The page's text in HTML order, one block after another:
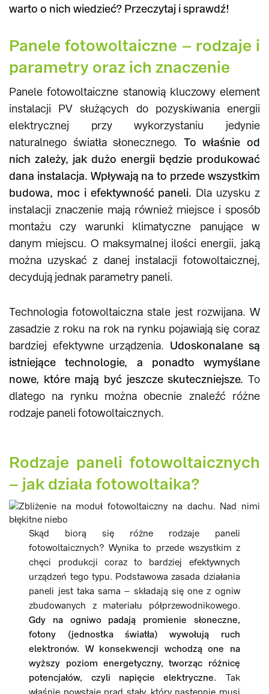
warto o nich wiedzieć? Przeczytaj i sprawdź!
Panele fotowoltaiczne – rodzaje i
parametry oraz ich znaczenie
Panele fotowoltaiczne stanowią kluczowy element
instalacji PV służących do pozyskiwania energii
elektrycznej przy wykorzystaniu jedynie
naturalnego światła słonecznego. To właśnie od
nich zależy, jak dużo energii będzie produkować
dana instalacja. Wpływają na to przede wszystkim
budowa, moc i efektywność paneli. Dla uzysku z
instalacji znaczenie mają również miejsce i sposób
montażu czy warunki klimatyczne panujące w
danym miejscu. O maksymalnej ilości energii, jaką
można uzyskać z danej instalacji fotowoltaicznej,
decydują jednak parametry paneli.
Technologia fotowoltaiczna stale jest rozwijana. W
zasadzie z roku na rok na rynku pojawiają się coraz
bardziej efektywne urządzenia. Udoskonalane są
istniejące technologie, a ponadto wymyślane
nowe, które mają być jeszcze skuteczniejsze. To
dlatego na rynku można obecnie znaleźć różne
rodzaje paneli fotowoltaicznych.
Rodzaje paneli fotowoltaicznych
– jak działa fotowoltaika?
Skąd biorą się różne rodzaje paneli
fotowoltaicznych? Wynika to przede wszystkim z
chęci produkcji coraz to bardziej efektywnych
urządzeń tego typu. Podstawowa zasada działania
paneli jest taka sama – składają się one z ogniw
zbudowanych z materiału półprzewodnikowego.
Gdy na ogniwo padają promienie słoneczne,
fotony (jednostka światła) wywołują ruch
elektronów. W konsekwencji wchodzą one na
wyższy poziom energetyczny, tworząc różnicę
potencjałów, czyli napięcie elektryczne. Tak